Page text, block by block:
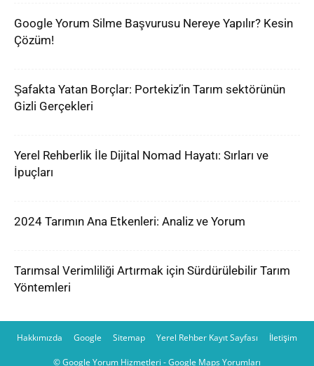
Google Yorum Silme Başvurusu Nereye Yapılır? Kesin
Çözüm!
Şafakta Yatan Borçlar: Portekiz’in Tarım sektörünün
Gizli Gerçekleri
Yerel Rehberlik İle Dijital Nomad Hayatı: Sırları ve
İpuçları
2024 Tarımın Ana Etkenleri: Analiz ve Yorum
Tarımsal Verimliliği Artırmak için Sürdürülebilir Tarım
Yöntemleri
Hakkımızda Google Sitemap Yerel Rehber Kayıt Sayfası İletişim
© Google Yorum Hizmetleri - Google Maps Yorumları